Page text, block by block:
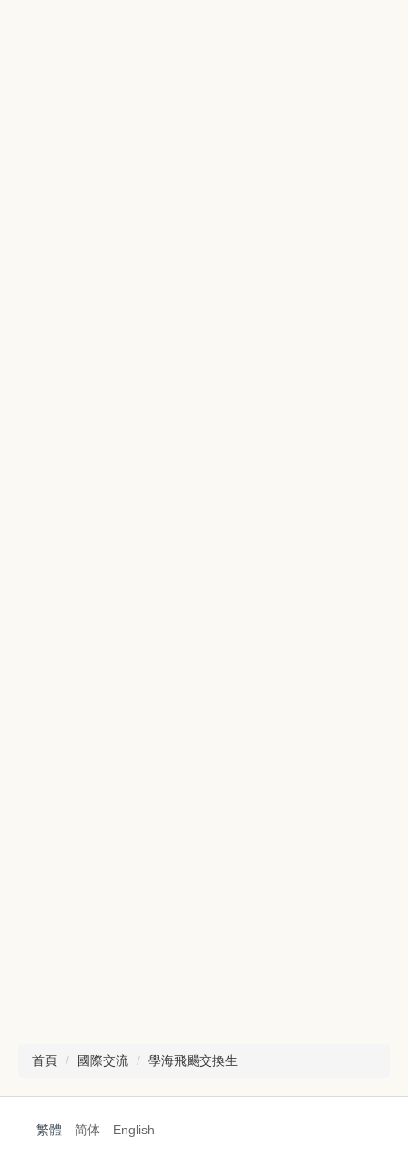
首頁 國際交流 學海飛颺交換生
繁體 简体 English